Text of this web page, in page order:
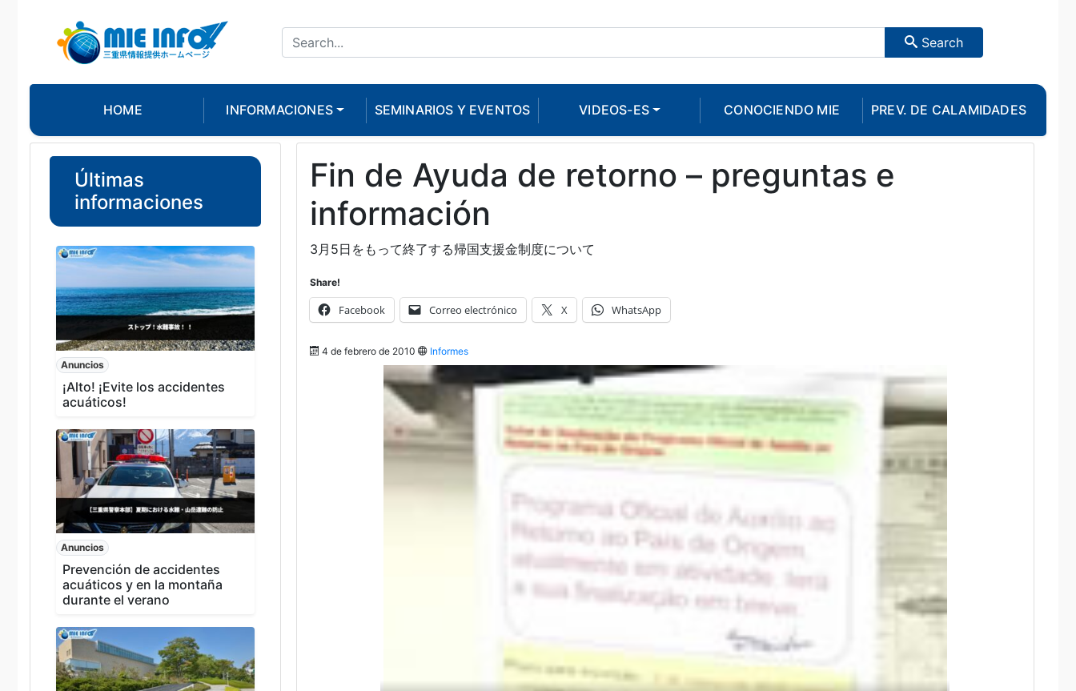
Search
HOME INFORMACIONES SEMINARIOS Y EVENTOS VIDEOS-ES CONOCIENDO MIE PREV. DE CALAMIDADES
Últimas
informaciones
Anuncios
¡Alto! ¡Evite los accidentes
acuáticos!
Anuncios
Prevención de accidentes
acuáticos y en la montaña
durante el verano
Fin de Ayuda de retorno – preguntas e
información
3月5日をもって終了する帰国支援金制度について
Share!
Facebook Correo electrónico X WhatsApp
4 de febrero de 2010 Informes